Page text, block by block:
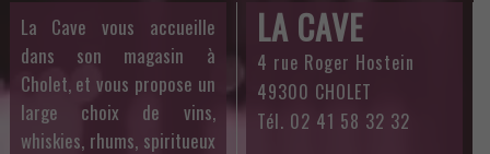
La Cave vous accueille
dans son magasin à
Cholet, et vous propose un
large choix de vins,
whiskies, rhums, spiritueux
LA CAVE
4 rue Roger Hostein
49300 CHOLET
Tél. 02 41 58 32 32